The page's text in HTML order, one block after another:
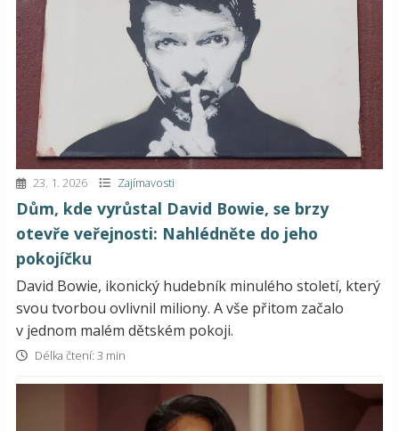
23. 1. 2026 Zajímavosti
Dům, kde vyrůstal David Bowie, se brzy
otevře veřejnosti: Nahlédněte do jeho
pokojíčku
David Bowie, ikonický hudebník minulého století, který
svou tvorbou ovlivnil miliony. A vše přitom začalo
v jednom malém dětském pokoji.
Délka čtení: 3 min